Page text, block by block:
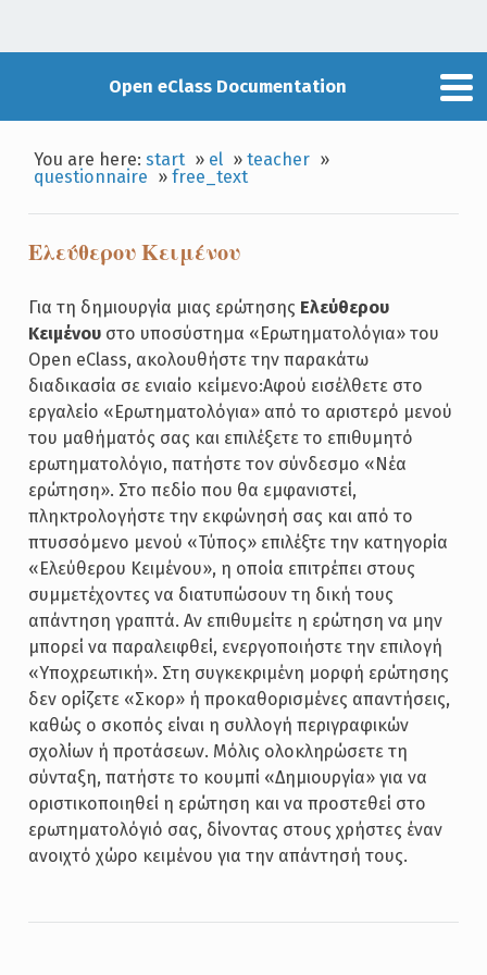
Open eClass Documentation
You are here:start » el »teacher »
questionnaire »free_text
Ελεύθερου Κειμένου
Για τη δημιουργία μιας ερώτησης Ελεύθερου
Κειμένουστο υποσύστημα «Ερωτηματολόγια» του
Open eClass, ακολουθήστε την παρακάτω
διαδικασία σε ενιαίο κείμενο:Αφού εισέλθετε στο
εργαλείο «Ερωτηματολόγια» από το αριστερό μενού
του μαθήματός σας και επιλέξετε το επιθυμητό
ερωτηματολόγιο, πατήστε τον σύνδεσμο «Νέα
ερώτηση». Στο πεδίο που θα εμφανιστεί,
πληκτρολογήστε την εκφώνησή σας και από το
πτυσσόμενο μενού «Τύπος» επιλέξτε την κατηγορία
«Ελεύθερου Κειμένου», η οποία επιτρέπει στους
συμμετέχοντες να διατυπώσουν τη δική τους
απάντηση γραπτά. Αν επιθυμείτε η ερώτηση να μην
μπορεί να παραλειφθεί, ενεργοποιήστε την επιλογή
«Υποχρεωτική». Στη συγκεκριμένη μορφή ερώτησης
δεν ορίζετε «Σκορ» ή προκαθορισμένες απαντήσεις,
καθώς ο σκοπός είναι η συλλογή περιγραφικών
σχολίων ή προτάσεων. Μόλις ολοκληρώσετε τη
σύνταξη, πατήστε το κουμπί «Δημιουργία» για να
οριστικοποιηθεί η ερώτηση και να προστεθεί στο
ερωτηματολόγιό σας, δίνοντας στους χρήστες έναν
ανοιχτό χώρο κειμένου για την απάντησή τους.